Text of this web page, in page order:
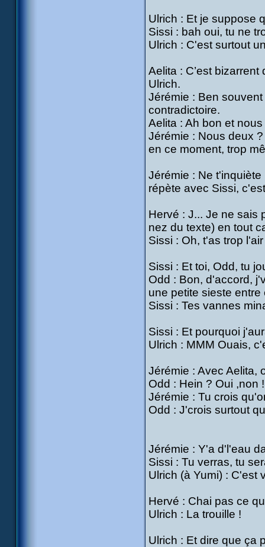
Ulrich : Et je suppose
Sissi : bah oui, tu ne
Ulrich : C'est surtout
Aelita : C’est
Ulrich.
Jérémie : Ben
contradictoire.
Aelita : Ah bon et
Jérémie : Nous deux
en ce moment, trop
Jérémie : Ne
répète avec Sissi,
Hervé : J... Je ne sais
nez du texte) en tout
Sissi : Oh, t'as trop
Sissi : Et toi, Odd, tu
Odd : Bon, d'accord,
une petite sieste
Sissi : Tes vannes
Sissi : Et pourquoi
Ulrich : MMM Ouais,
Jérémie : Avec Aelita,
Odd : Hein ? Oui ,non
Jérémie : Tu crois
Odd : J'crois surtout
Jérémie : Y'a d'l'eau
Sissi : Tu verras, tu
Ulrich (à Yumi) : C'est
Hervé : Chai pas ce
Ulrich : La trouille !
Ulrich : Et dire que ça